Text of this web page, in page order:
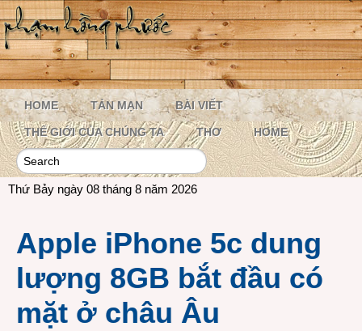
HOME TẢN MẠN BÀI VIẾT
THẾ GIỚI CỦA CHÚNG TA THƠ HOME
Thứ Bảy ngày 08 tháng 8 năm 2026
Apple iPhone 5c dung
lượng 8GB bắt đầu có
mặt ở châu Âu